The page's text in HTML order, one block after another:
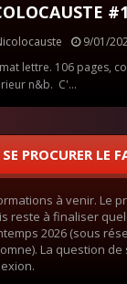
#1
9/01/
lettre. 106 pages,
n&b. C'…
PROCURER LE
à venir. Le
reste à finaliser
2026 (sous
La question